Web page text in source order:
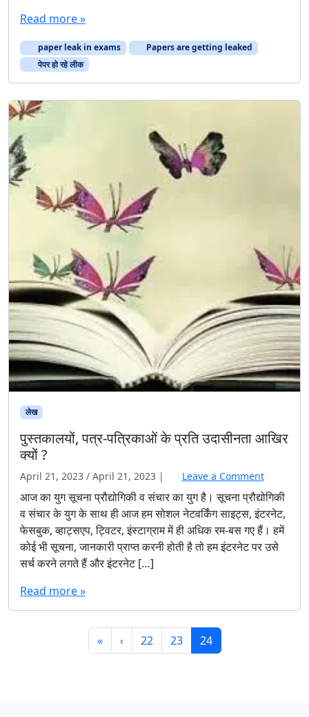
Read more »
paper leak in exams
Papers are getting leaked
पेपर हो रहे लीक
लेख
पुस्तकालयों, पत्र-पत्रिकाओं के प्रति उदासीनता आखिर
क्यों ?
April 21, 2023 / April 21, 2023 | Leave a Comment
आज का युग सूचना प्रौद्योगिकी व संचार का युग है। सूचना प्रौद्योगिकी
व संचार के युग के साथ ही आज हम सोशल नेटवर्किंग साइट्स, इंटरनेट,
फेसबुक, व्हाट्सएप, ट्विटर, इंस्टाग्राम में ही अधिक रम-बस गए हैं। हमें
कोई भी सूचना, जानकारी प्राप्त करनी होती है तो हम इंटरनेट पर उसे
सर्च करने लगते हैं और इंटरनेट […]
Read more »
« ‹ Page
22 Page
23 Current Page
24